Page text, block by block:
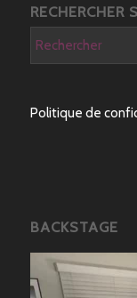
RECHERCHER
Politique de
BACKSTAGE